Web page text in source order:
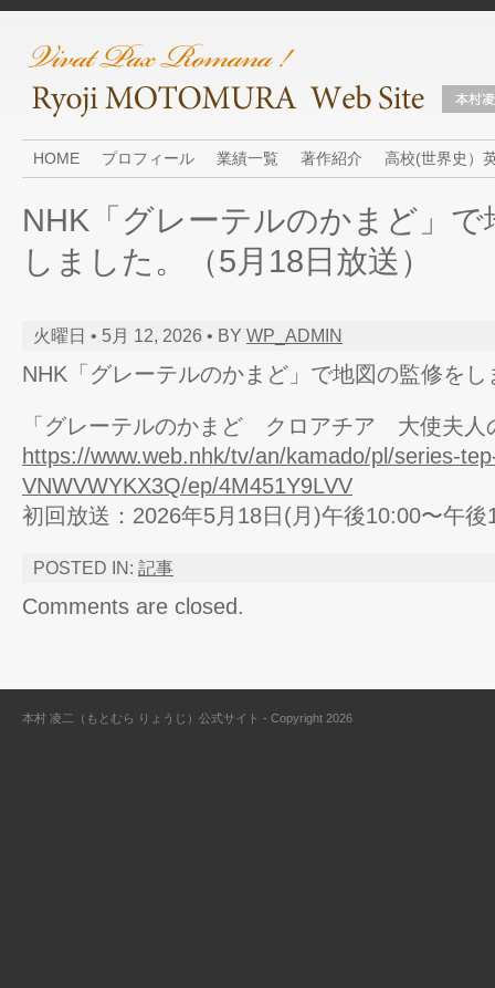
HOME プロフィール 業績一覧 著作紹介 高校(世界史）
NHK「グレーテルのかまど」で
しました。（5月18日放送）
火曜日 • 5月 12, 2026 • BY WP_ADMIN
NHK「グレーテルのかまど」で地図の監修をし
「グレーテルのかまど クロアチア 大使夫人
https://www.web.nhk/tv/an/kamado/pl/series-
VNWVWYKX3Q/ep/4M451Y9LVV
初回放送：2026年5月18日(月)午後10:00〜午後
POSTED IN: 記事
Comments are closed.
本村 凌二（もとむら りょうじ）公式サイト - Copyright 2026